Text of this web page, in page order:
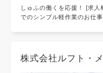
しゅふの働くを応援！ [求
でのシンプル軽作業のお仕
株式会社ルフト・